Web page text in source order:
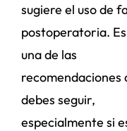
sugiere el uso de
postoperatoria. Es
una de las
recomendaciones
debes seguir,
especialmente si